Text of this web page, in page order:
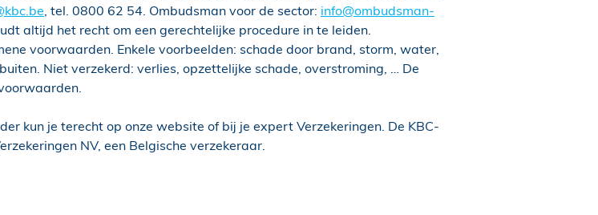
, tel. 0800 62 54. Ombudsman voor de sector: info@ombudsman-
altijd het recht om een gerechtelijke procedure in te leiden.
voorwaarden. Enkele voorbeelden: schade door brand, storm, water,
Niet verzekerd: verlies, opzettelijke schade, overstroming, … De
kun je terecht op onze website of bij je expert Verzekeringen. De KBC-
NV, een Belgische verzekeraar.